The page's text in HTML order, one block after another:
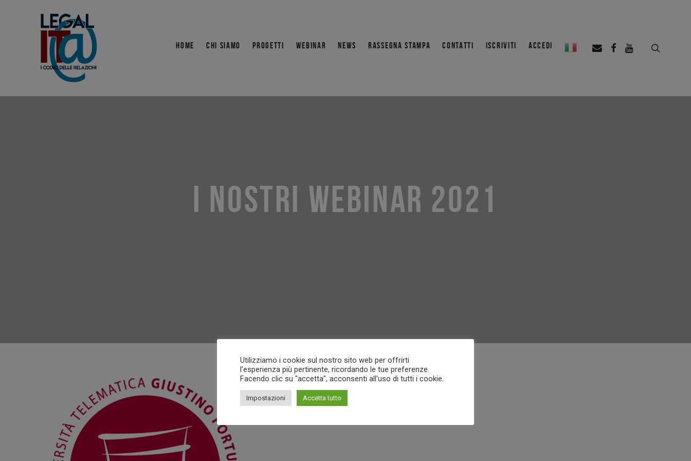
HOME CHI SIAMO PROGETTI WEBINAR NEWS RASSEGNA STAMPA CONTATTI ISCRIVITI ACCEDI
I NOSTRI WEBINAR 2021
Utilizziamo i cookie sul nostro sito web per offrirti
l'esperienza più pertinente, ricordando le tue preferenze.
Facendo clic su "accetta", acconsenti all'uso di tutti i cookie.
Impostazioni Accetta tutto